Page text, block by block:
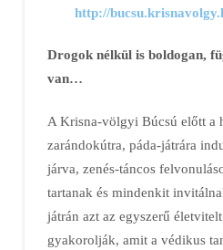
http://
Drogok nélkül is boldogan,
van…
A Krisna-völgyi Búcsú előtt a
zarándokútra, páda-játrára
járva, zenés-táncos
tartanak és mindenkit
játrán azt az egyszerű
gyakorolják, amit a védikus